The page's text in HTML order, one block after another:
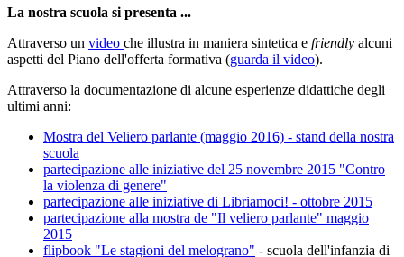
La nostra scuola si presenta ...
Attraverso un video che illustra in maniera sintetica e friendly alcuni
aspetti del Piano dell'offerta formativa (guarda il video).
Attraverso la documentazione di alcune esperienze didattiche degli
ultimi anni:
Mostra del Veliero parlante (maggio 2016) - stand della nostra
scuola
partecipazione alle iniziative del 25 novembre 2015 "Contro
la violenza di genere"
partecipazione alle iniziative di Libriamoci! - ottobre 2015
partecipazione alla mostra de "Il veliero parlante" maggio
2015
flipbook "Le stagioni del melograno" - scuola dell'infanzia di